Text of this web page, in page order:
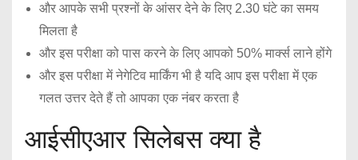
और आपके सभी प्रश्नों के आंसर देने के लिए 2.30 घंटे का समय
मिलता है
और इस परीक्षा को पास करने के लिए आपको 50% मार्क्स लाने होंगे
और इस परीक्षा में नेगेटिव मार्किंग भी है यदि आप इस परीक्षा में एक
गलत उत्तर देते हैं तो आपका एक नंबर करता है
आईसीएआर सिलेबस क्या है